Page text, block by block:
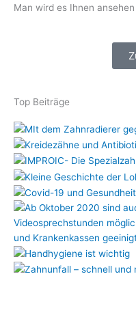
Man wird es Ihnen
Top Beiträge